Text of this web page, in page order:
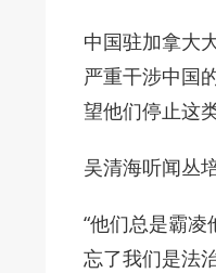
中国驻加拿大
严重干涉中国
望他们停止这
吴清海听闻丛
“他们总是霸
忘了我们是法